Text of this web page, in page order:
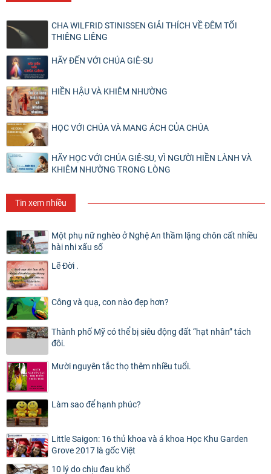
CHA WILFRID STINISSEN GIẢI THÍCH VỀ ĐÊM TỐI
THIÊNG LIÊNG
HÃY ĐẾN VỚI CHÚA GIÊ-SU
HIỀN HẬU VÀ KHIÊM NHƯỜNG
HỌC VỚI CHÚA VÀ MANG ÁCH CỦA CHÚA
HÃY HỌC VỚI CHÚA GIÊ-SU, VÌ NGƯỜI HIỀN LÀNH VÀ
KHIÊM NHƯỜNG TRONG LÒNG
Tin xem nhiều
Một phụ nữ nghèo ở Nghệ An thầm lặng chôn cất nhiều
hài nhi xấu số
Lẽ Đời .
Công và quạ, con nào đẹp hơn?
Thành phố Mỹ có thể bị siêu động đất “hạt nhân” tách
đôi.
Mười nguyên tắc thọ thêm nhiều tuổi.
Làm sao để hạnh phúc?
Little Saigon: 16 thủ khoa và á khoa Học Khu Garden
Grove 2017 là gốc Việt
10 lý do chịu đau khổ